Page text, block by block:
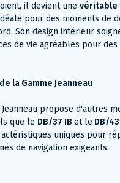
il devient une véritable
pour des moments de
Son design intérieur
de vie agréables pour des
la Gamme Jeanneau
Jeanneau propose d'autres
que le DB/37 IB et le DB/
uniques pour
de navigation exigeants.